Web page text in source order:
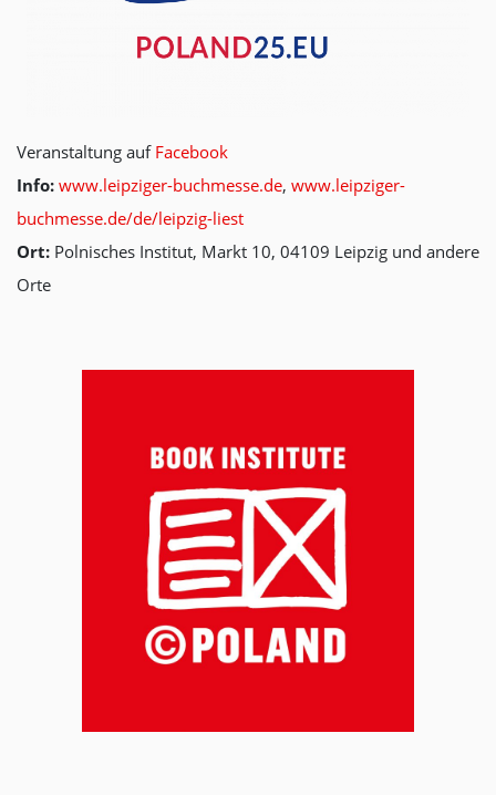
Veranstaltung auf Facebook
Info: www.leipziger-buchmesse.de, www.leipziger-
buchmesse.de/de/leipzig-liest
Ort: Polnisches Institut, Markt 10, 04109 Leipzig und andere
Orte